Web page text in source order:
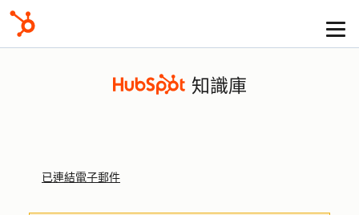
知識庫
已連結電子郵件